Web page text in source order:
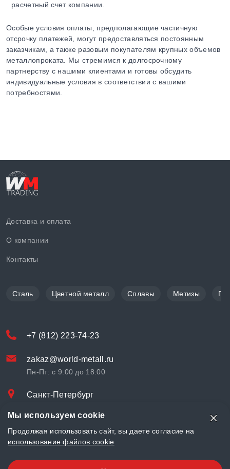
расчетный счет компании.
Особые условия оплаты, предполагающие частичную
отсрочку платежей, могут предоставляться постоянным
заказчикам, а также разовым покупателям крупных объемов
металлопроката. Мы стремимся к долгосрочному
партнерству с нашими клиентами и готовы обсудить
индивидуальные условия в соответствии с вашими
потребностями.
Доставка и оплата
О компании
Контакты
Сталь Цветной металл Сплавы Метизы
+7 (812) 223-74-23
zakaz@world-metall.ru
Пн-Пт: с 9:00 до 18:00
Санкт-Петербург
© «World Metall» 2025, Разработка и комплексное продвижение
"LCAgency"
Мы используем cookie
Продолжая использовать сайт, вы даете согласие на
использование файлов cookie